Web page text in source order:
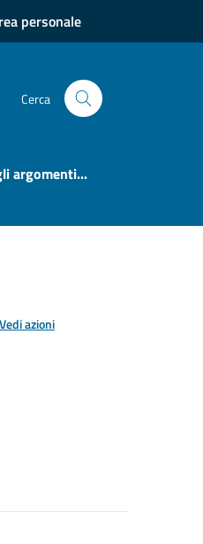
personale
Cerca
argomenti...
Vedi azioni